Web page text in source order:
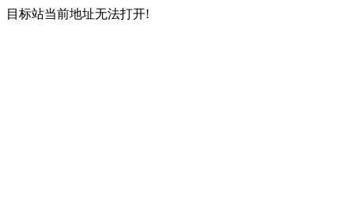
目标站当前地址无法打开!